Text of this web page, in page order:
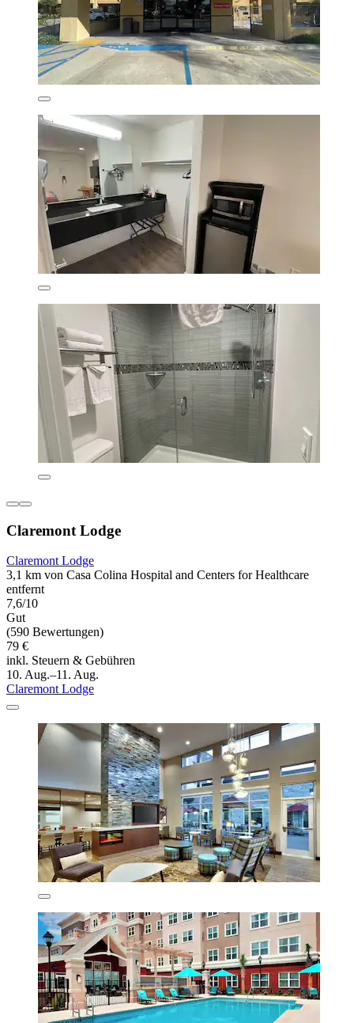
Claremont Lodge
Claremont Lodge
3,1 km von Casa Colina Hospital and Centers for Healthcare
entfernt
7,6/10
Gut
(590 Bewertungen)
79 €
inkl. Steuern & Gebühren
10. Aug.–11. Aug.
Claremont Lodge